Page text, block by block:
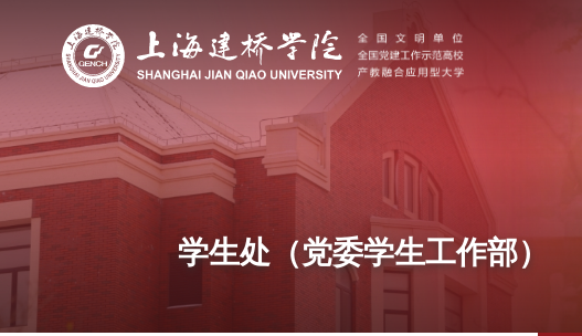
学生处（党委学生工作部）